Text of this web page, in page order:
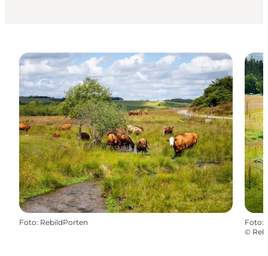
Foto: RebildPorten Foto:
©